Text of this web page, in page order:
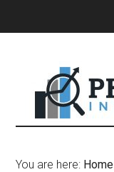
You are here: Home